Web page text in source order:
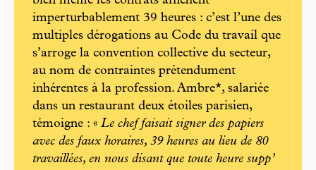
imperturbablement 39 heures : c’est l’une des
multiples dérogations au Code du travail que
s’arroge la convention collective du secteur,
au nom de contraintes prétendument
inhérentes à la profession. Ambre*, salariée
dans un restaurant deux étoiles parisien,
témoigne : « Le chef faisait signer des papiers
avec des faux horaires, 39 heures au lieu de 80
travaillées, en nous disant que toute heure supp’